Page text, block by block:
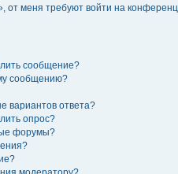
от меня требуют войти на
сообщение?
сообщению?
вариантов ответа?
опрос?
форумы?